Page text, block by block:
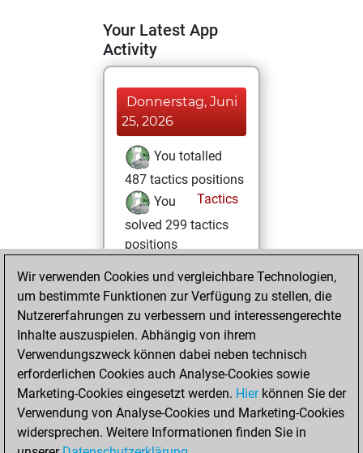
Your Latest App
Activity
Donnerstag, Juni
25, 2026
You totalled
487 tactics positions
Tactics
You
solved 299 tactics
positions
an Elo of 2129 in
tactics positions
Sonntag,
September 14,
2025
You played 1
blitz games
Play
Wir verwenden Cookies und vergleichbare Technologien,
um bestimmte Funktionen zur Verfügung zu stellen, die
Nutzererfahrungen zu verbessern und interessengerechte
Inhalte auszuspielen. Abhängig von ihrem
Verwendungszweck können dabei neben technisch
erforderlichen Cookies auch Analyse-Cookies sowie
Marketing-Cookies eingesetzt werden. Hierkönnen Sie der
Verwendung von Analyse-Cookies und Marketing-Cookies
widersprechen. Weitere Informationen finden Sie in